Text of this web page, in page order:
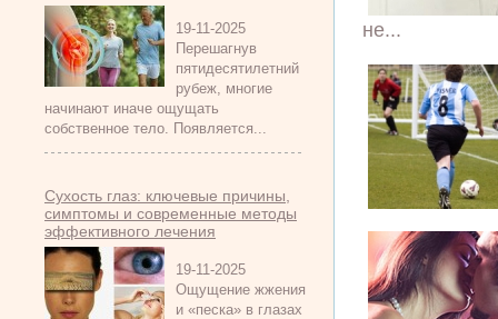
19-11-2025
Перешагнув
пятидесятилетний
рубеж, многие
начинают иначе ощущать
собственное тело. Появляется...
Сухость глаз: ключевые причины,
симптомы и современные методы
эффективного лечения
19-11-2025
Ощущение жжения
и «песка» в глазах
не...